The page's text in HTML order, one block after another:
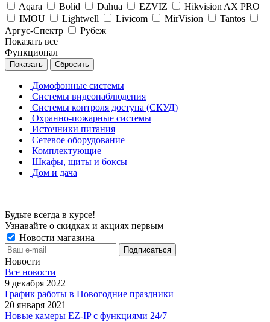
Aqara
Bolid Dahua EZVIZ
Hikvision AX PRO
IMOU
Lightwell Livicom MirVision
Tantos
Аргус-Спектр
Рубеж
Показать все
Функционал
Сбросить
Домофонные системы
Системы видеонаблюдения
Системы контроля доступа (СКУД)
Охранно-пожарные системы
Источники питания
Сетевое оборудование
Комплектующие
Шкафы, щиты и боксы
Дом и дача
Будьте всегда в курсе!
Узнавайте о скидках и акциях первым
Новости магазина
Новости
Все новости
9 декабря 2022
График работы в Новогодние праздники
20 января 2021
Новые камеры EZ-IP с функциями 24/7